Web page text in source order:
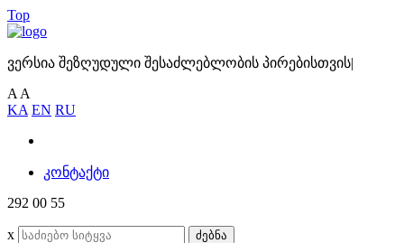
Top
ვერსია შეზღუდული შესაძლებლობის პირებისთვის|
A A
KA EN RU
კონტაქტი
292 00 55
x ძებნა